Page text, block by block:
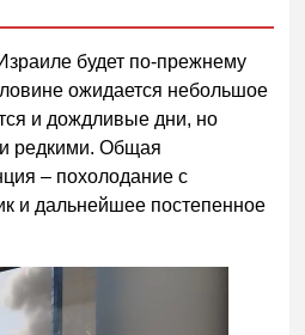
будет по-прежнему
ожидается небольшое
и дождливые дни, но
редкими. Общая
– похолодание с
и дальнейшее постепенное